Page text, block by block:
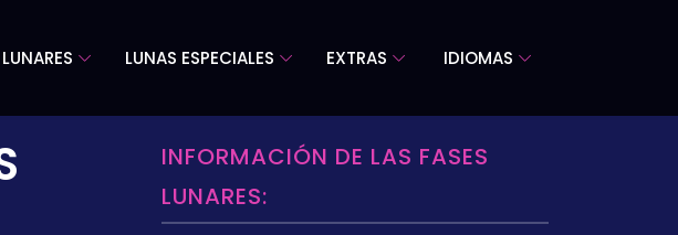
LUNAS ESPECIALES EXTRAS IDIOMAS
INFORMACIÓN DE LAS FASES
LUNARES: